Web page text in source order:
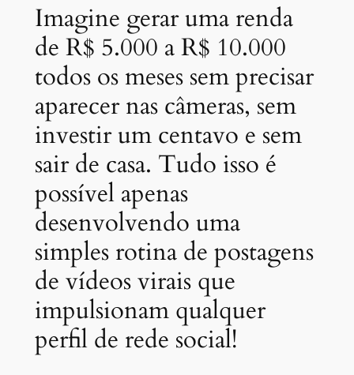
Imagine gerar uma renda
de R$ 5.000 a R$ 10.000
todos os meses sem precisar
aparecer nas câmeras, sem
investir um centavo e sem
sair de casa. Tudo isso é
possível apenas
desenvolvendo uma
simples rotina de postagens
de vídeos virais que
impulsionam qualquer
perfil de rede social!